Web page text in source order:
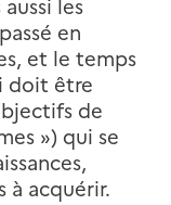
les
en
et le temps
doit être
de
») qui se
acquérir.